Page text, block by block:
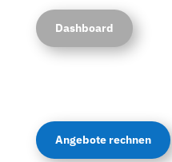
Dashboard
Angebote rechnen